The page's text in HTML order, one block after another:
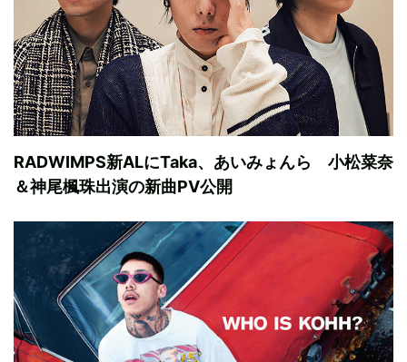
RADWIMPS新ALにTaka、あいみょんら 小松菜奈
＆神尾楓珠出演の新曲PV公開